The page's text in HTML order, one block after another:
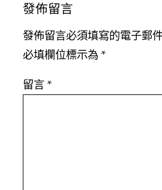
發佈留言
發佈留言必須填寫的電子郵
必填欄位標示為 *
留言 *